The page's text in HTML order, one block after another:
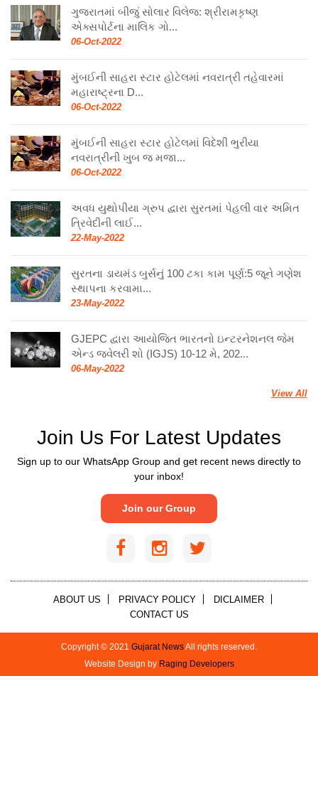
ગુજરાતમાં બીજું સોલાર વિલેજ: શ્રીરામકૃષ્ણ
એક્સપોર્ટના માલિક ગો...
06-Oct-2022
મુંબઈની સાહરા સ્ટાર હોટેલમાં નવરાત્રી તહેવારમાં
મહારાષ્ટ્રના D...
06-Oct-2022
મુંબઈની સાહરા સ્ટાર હોટેલમાં વિદેશી ભુરીયા
નવરાત્રીની ખુબ જ મજા...
06-Oct-2022
અવધ યુથોપીયા ગ્રુપ દ્વારા સુરતમાં પેહલી વાર અમિત
ત્રિવેદીની લાઈ...
22-May-2022
સુરતના ડાયમંડ બુર્સનું 100 ટકા કામ પૂર્ણ:5 જૂને ગણેશ
સ્થાપના કરવામા...
23-May-2022
GJEPC દ્વારા આયોજિત ભારતનો ઇન્ટરનેશનલ જેમ
એન્ડ જ્વેલરી શો (IGJS) 10-12 મે, 202...
06-May-2022
View All
Join Us For Latest Updates
Sign up to our WhatsApp Group and get recent news directly to
your inbox!
Join our Group
ABOUT US PRIVACY POLICY
DICLAIMER
CONTACT US
Copyright © 2021 Gujarat NewsAll rights reserved.
Website Design by Raging Developers